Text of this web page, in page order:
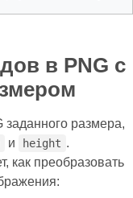
в PNG с
размера,
и height .
как преобразовать